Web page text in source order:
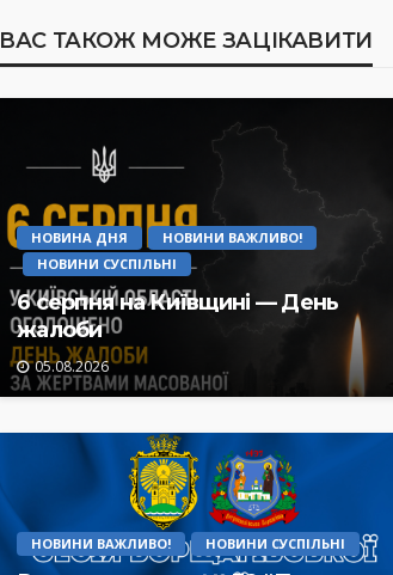
ВАС ТАКОЖ МОЖЕ ЗАЦІКАВИТИ
НОВИНА ДНЯ
НОВИНИ ВАЖЛИВО!
НОВИНИ СУСПІЛЬНІ
6 серпня на Київщині — День
жалоби
05.08.2026
НОВИНИ ВАЖЛИВО! НОВИНИ СУСПІЛЬНІ